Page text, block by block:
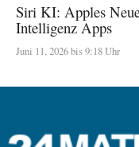
Siri KI: Apples
Intelligenz Apps
Juni 11, 2026 bis 9:18 Uhr